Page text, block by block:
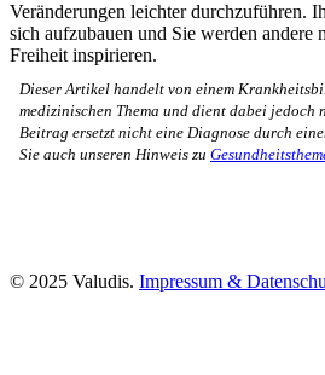
Veränderungen leichter durchzuführen.
sich aufzubauen und Sie werden andere
Freiheit inspirieren.
Dieser Artikel handelt von einem
medizinischen Thema und dient dabei jedoch
Beitrag ersetzt nicht eine Diagnose durch
Sie auch unseren Hinweis zu
© 2025 Valudis. Impressum &